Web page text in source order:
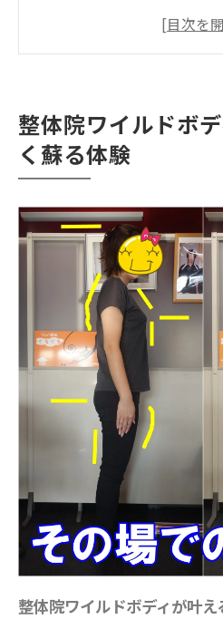
猫背や巻肩が一回で
肩こりや首の痛みも
猫背や巻肩を一回で改善
由
巻肩を一回で整える
際
ストレートネックや
由
整体院ワイルドボデ
注目
姿勢矯正がもたらす
ストレートネックなら整
ストレートネック改
ディが選ばれる理由
首や肩の痛みも一回
猫背・巻肩と同時ケ
整体院ワイルドボ
く蘇る体験
整体院ワイルドボディが叶